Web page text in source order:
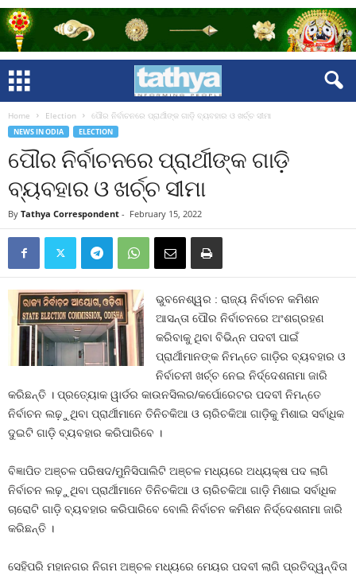
Home Election ପୌର ନିର୍ବାଚନରେ ପ୍ରାର୍ଥୀଙ୍କ ଗାଡ଼ି ବ୍ୟବହାର ଓ ଖର୍ଚ୍ଚ ସୀମା
NEWS IN ODIA ELECTION
ପୌର ନିର୍ବାଚନରେ ପ୍ରାର୍ଥୀଙ୍କ ଗାଡ଼ି
ବ୍ୟବହାର ଓ ଖର୍ଚ୍ଚ ସୀମା
By Tathya Correspondent - February 15, 2022
ଭୁବନେଶ୍ୱର : ରାଜ୍ୟ ନିର୍ବାଚନ କମିଶନ
ଆସନ୍ତା ପୌର ନିର୍ବାଚନରେ ଅଂଶଗ୍ରହଣ
କରିବାକୁ ଥିବା ବିଭିନ୍ନ ପଦବୀ ପାଇଁ
ପ୍ରାର୍ଥୀମାନଙ୍କ ନିମନ୍ତେ ଗାଡ଼ିର ବ୍ୟବହାର ଓ
ନିର୍ବାଚନୀ ଖର୍ଚ୍ଚ ନେଇ ନିର୍ଦ୍ଦେଶନାମା ଜାରି
କରିଛନ୍ତି । ପ୍ରତ୍ୟୋକ ୱାର୍ଡର କାଉନସିଲର/କର୍ପୋରେଟର ପଦବୀ ନିମନ୍ତେ
ନିର୍ବାଚନ ଲଢ଼ୁଥିବା ପ୍ରାର୍ଥୀମାନେ ତିନିଚକିଆ ଓ ଚାରିଚକିଆ ଗାଡ଼ିକୁ ମିଶାଇ ସର୍ବାଧିକ
ଦୁଇଟି ଗାଡ଼ି ବ୍ୟବହାର କରିପାରିବେ ।
ବିଜ୍ଞାପିତ ଅଞ୍ଚଳ ପରିଷଦ/ମୁନିସିପାଲିଟି ଅଞ୍ଚଳ ମଧ୍ୟରେ ଅଧ୍ୟକ୍ଷ ପଦ ଲାଗି
ନିର୍ବାଚନ ଲଢ଼ୁଥିବା ପ୍ରାର୍ଥୀମାନେ ତିନିଚକିଆ ଓ ଚାରିଚକିଆ ଗାଡ଼ି ମିଶାଇ ସର୍ବାଧିକ
ଚାରୋଟି ଗାଡ଼ି ବ୍ୟବହାର କରିପାରିବେ ବୋଲି ନିର୍ବାଚନ କମିଶନ ନିର୍ଦ୍ଦେଶନାମା ଜାରି
କରିଛନ୍ତି ।
ସେହିପରି ମହାନଗର ନିଗମ ଅଞ୍ଚଳ ମଧ୍ୟରେ ମେୟର ପଦବୀ ଲାଗି ପ୍ରତିଦ୍ୱନ୍ଦିତା